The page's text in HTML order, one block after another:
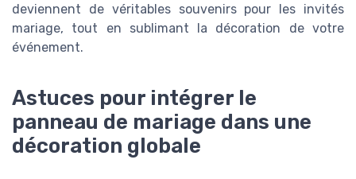
deviennent de véritables souvenirs pour les invités
mariage, tout en sublimant la décoration de votre
événement.
Astuces pour intégrer le
panneau de mariage dans une
décoration globale